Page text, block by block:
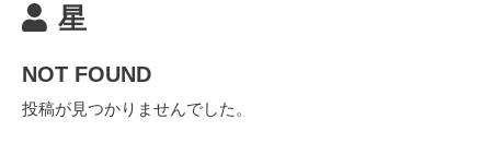
星
NOT FOUND
投稿が見つかりませんでした。